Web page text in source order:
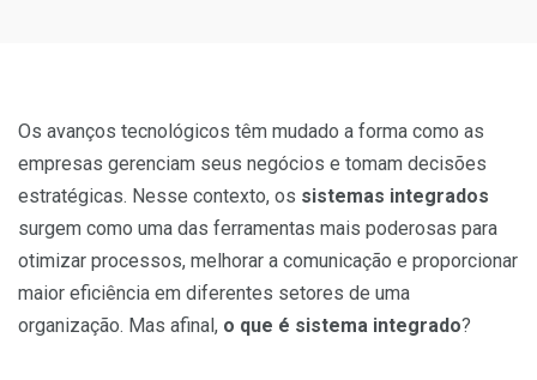
Os avanços tecnológicos têm mudado a forma como as
empresas gerenciam seus negócios e tomam decisões
estratégicas. Nesse contexto, os sistemas integrados
surgem como uma das ferramentas mais poderosas para
otimizar processos, melhorar a comunicação e proporcionar
maior eficiência em diferentes setores de uma
organização. Mas afinal, o que é sistema integrado?